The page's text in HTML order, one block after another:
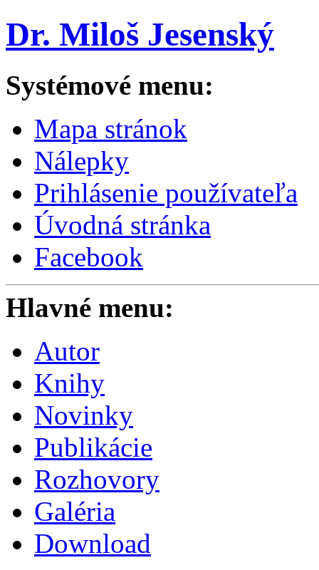
Dr. Miloš Jesenský
Systémové menu:
Mapa stránok
Nálepky
Prihlásenie používateľa
Úvodná stránka
Facebook
Hlavné menu:
Autor
Knihy
Novinky
Publikácie
Rozhovory
Galéria
Download